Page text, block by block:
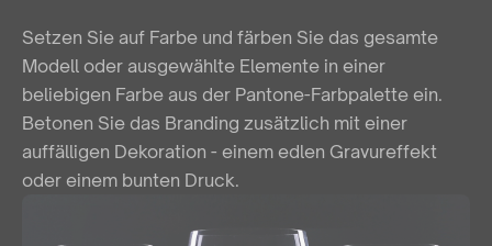
Setzen Sie auf Farbe und färben Sie das gesamte
Modell oder ausgewählte Elemente in einer
beliebigen Farbe aus der Pantone-Farbpalette ein.
Betonen Sie das Branding zusätzlich mit einer
auffälligen Dekoration - einem edlen Gravureffekt
oder einem bunten Druck.